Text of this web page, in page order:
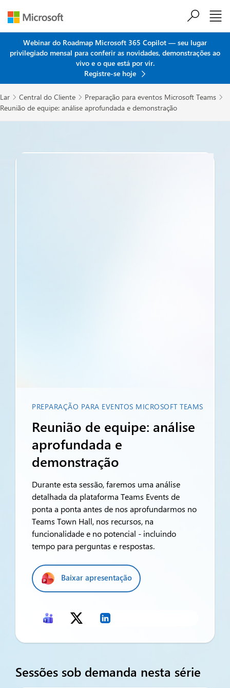
Webinar do Roadmap Microsoft 365 Copilot — seu lugar
privilegiado mensal para conferir as novidades, demonstrações ao
vivo e o que está por vir.
Registre-se hoje
Lar  Central do Cliente  Preparação para eventos Microsoft Teams 
Reunião de equipe: análise aprofundada e demonstração
PREPARAÇÃO PARA EVENTOS MICROSOFT TEAMS
Reunião de equipe: análise
aprofundada e
demonstração
Durante esta sessão, faremos uma análise
detalhada da plataforma Teams Events de
ponta a ponta antes de nos aprofundarmos no
Teams Town Hall, nos recursos, na
funcionalidade e no potencial - incluindo
tempo para perguntas e respostas.
Baixar apresentação
Sessões sob demanda nesta série